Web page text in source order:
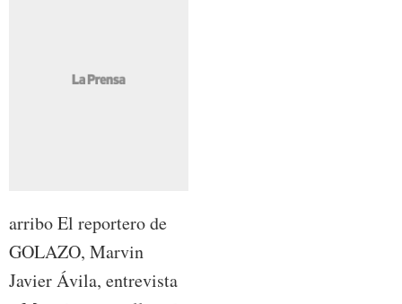
arribo El reportero de
GOLAZO, Marvin
Javier Ávila, entrevista